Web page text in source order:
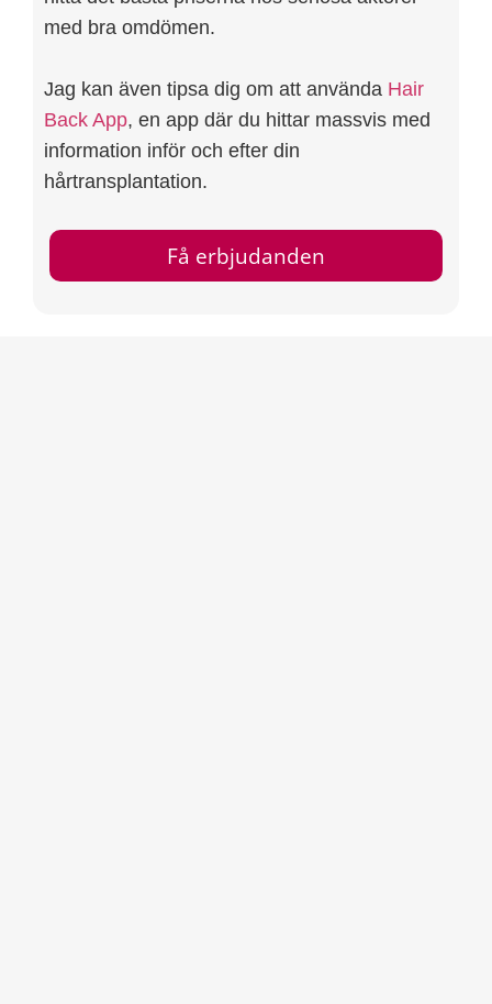
med bra omdömen.
Jag kan även tipsa dig om att använda Hair
Back App, en app där du hittar massvis med
information inför och efter din
hårtransplantation.
Få erbjudanden